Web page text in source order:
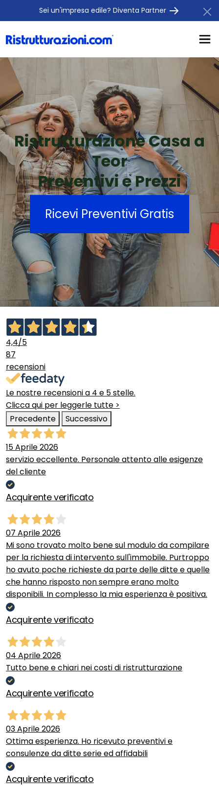
Sei un'impresa edile? Diventa Partner
Ristrutturazione Casa a
Teor
Preventivi e Prezzi
Ricevi Preventivi Gratis
4,4/5
87
recensioni
Le nostre recensioni a 4 e 5 stelle.
Clicca qui per leggerle tutte >
Precedente
Successivo
15 Aprile 2026
servizio eccellente. Personale attento alle esigenze
del cliente
Acquirente verificato
07 Aprile 2026
Mi sono trovato molto bene sul modulo da compilare
per la richiesta di intervento sull'immobile. Purtroppo
ho avuto poche richieste da parte delle ditte e quelle
che hanno risposto non sempre erano molto
disponibili. In complesso la mia esperienza è positiva.
Acquirente verificato
04 Aprile 2026
Tutto bene e chiari nei costi di ristrutturazione
Acquirente verificato
03 Aprile 2026
Ottima esperienza. Ho ricevuto preventivi e
consulenze da ditte serie ed affidabili
Acquirente verificato